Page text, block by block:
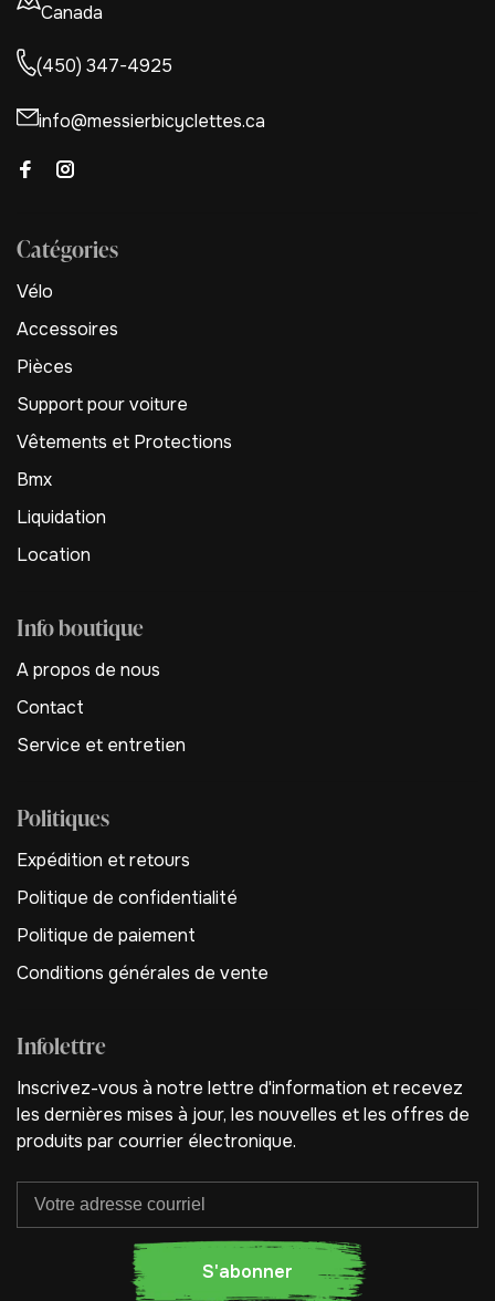
Canada
(450) 347-4925
info@messierbicyclettes.ca
Catégories
Vélo
Accessoires
Pièces
Support pour voiture
Vêtements et Protections
Bmx
Liquidation
Location
Info boutique
A propos de nous
Contact
Service et entretien
Politiques
Expédition et retours
Politique de confidentialité
Politique de paiement
Conditions générales de vente
Infolettre
Inscrivez-vous à notre lettre d'information et recevez
les dernières mises à jour, les nouvelles et les offres de
produits par courrier électronique.
S'abonner